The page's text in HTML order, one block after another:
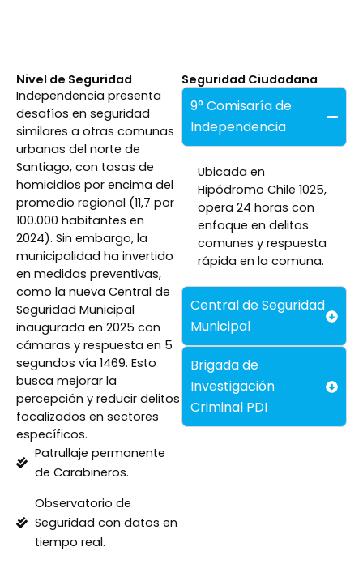
Nivel de Seguridad
Independencia presenta
desafíos en seguridad
similares a otras comunas
urbanas del norte de
Santiago, con tasas de
homicidios por encima del
promedio regional (11,7 por
100.000 habitantes en
2024). Sin embargo, la
municipalidad ha invertido
en medidas preventivas,
como la nueva Central de
Seguridad Municipal
inaugurada en 2025 con
cámaras y respuesta en 5
segundos vía 1469. Esto
busca mejorar la
percepción y reducir delitos
focalizados en sectores
específicos.
Patrullaje permanente
de Carabineros.
Observatorio de
Seguridad con datos en
tiempo real.
Seguridad Ciudadana
9° Comisaría de
Independencia
Ubicada en
Hipódromo Chile 1025,
opera 24 horas con
enfoque en delitos
comunes y respuesta
rápida en la comuna.
Central de Seguridad
Municipal
Brigada de
Investigación
Criminal PDI